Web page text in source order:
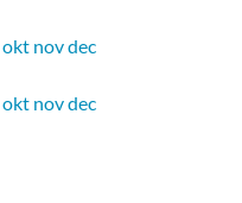
okt novdec
okt novdec